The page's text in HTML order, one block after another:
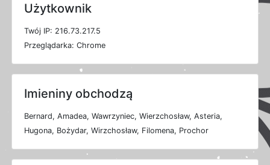
Użytkownik
Twój IP: 216.73.217.5
Przeglądarka: Chrome
Imieniny obchodzą
Bernard, Amadea, Wawrzyniec, Wierzchosław, Asteria,
Hugona, Bożydar, Wirzchosław, Filomena, Prochor